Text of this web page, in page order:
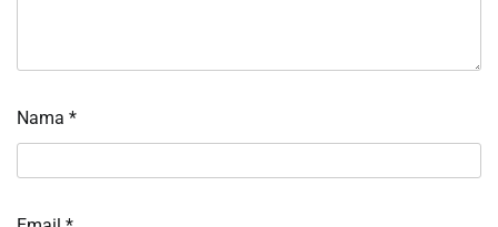
Nama *